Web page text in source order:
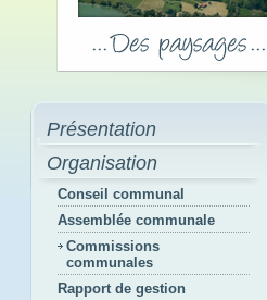
Présentation
Organisation
Conseil communal
Assemblée communale
Commissions
communales
Rapport de gestion